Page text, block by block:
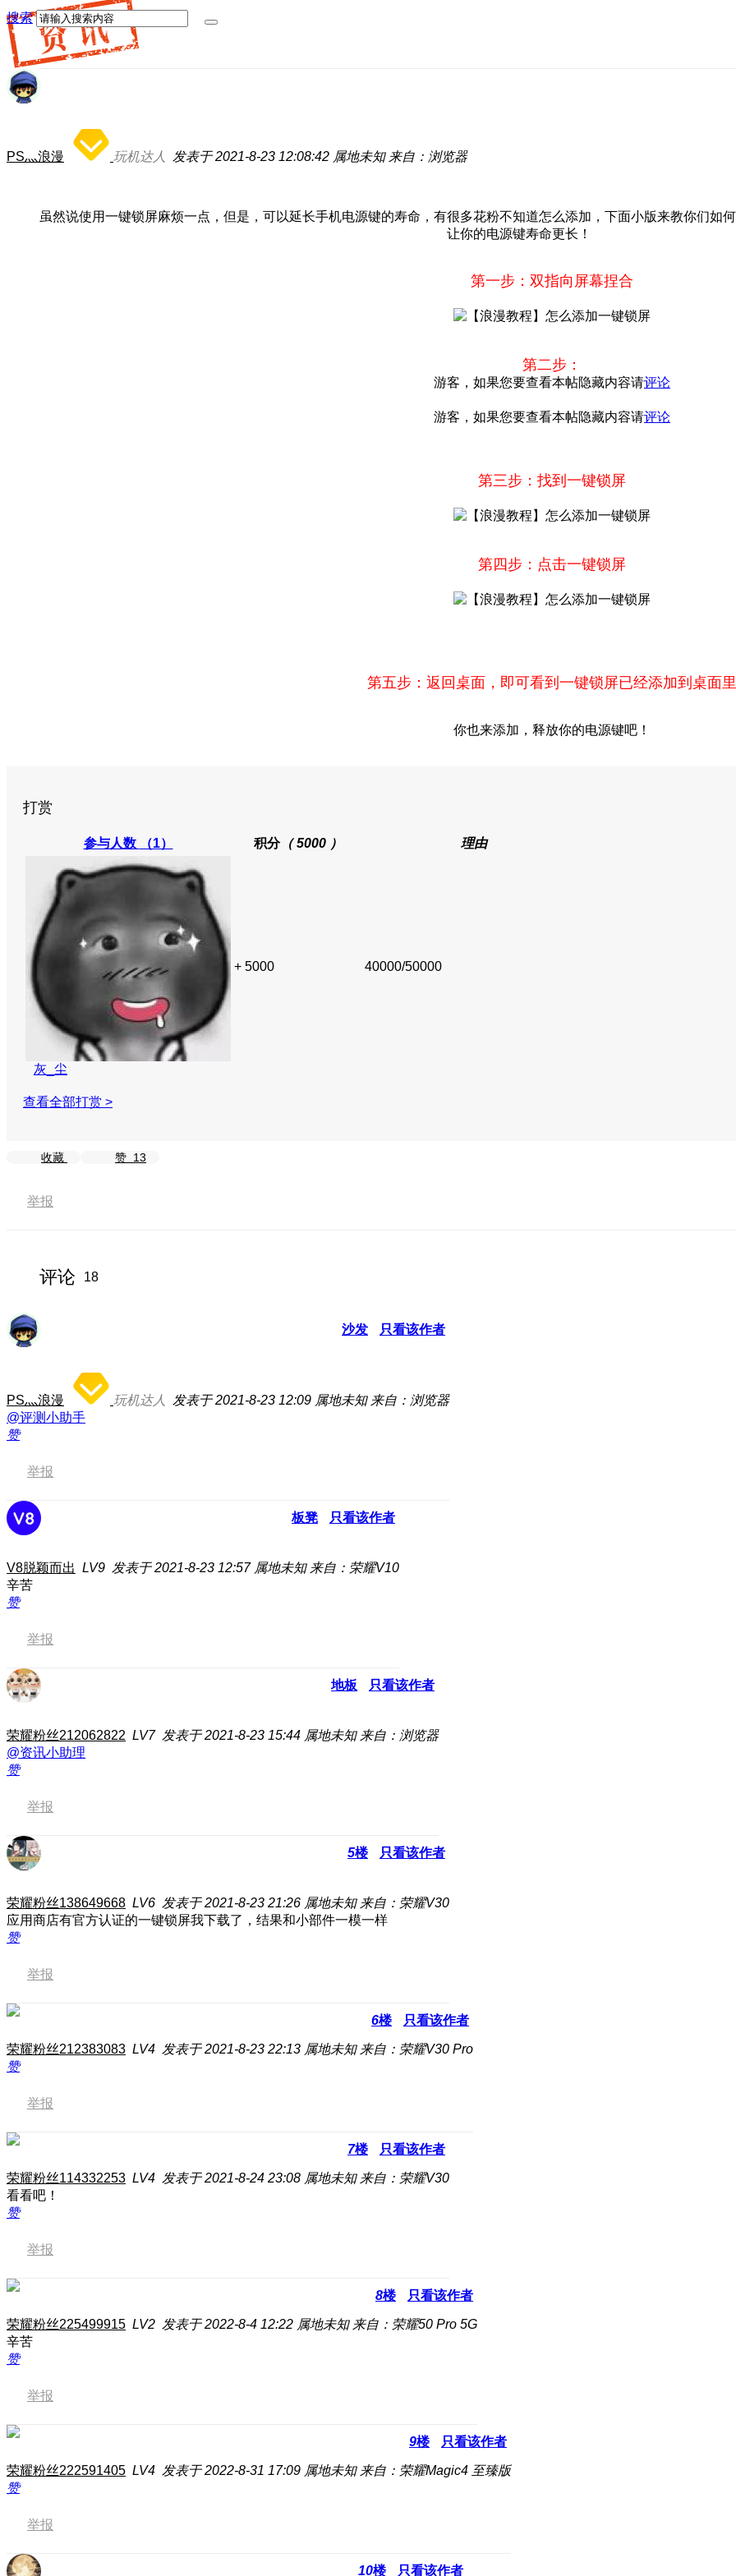
搜索
PS灬浪漫 玩机达人 发表于 2021-8-23 12:08:42 属地未知 来自：浏览器
虽然说使用一键锁屏麻烦一点，但是，可以延长手机电源键的寿命，有很多花粉不知道怎么添加，下面小版来教你们如
让你的电源键寿命更长！
第一步：双指向屏幕捏合
第二步：
游客，如果您要查看本帖隐藏内容请评论
游客，如果您要查看本帖隐藏内容请评论
第三步：找到一键锁屏
第四步：点击一键锁屏
第五步：返回桌面，即可看到一键锁屏已经添加到桌面里
你也来添加，释放你的电源键吧！
打赏
参与人数 （1） 积分（ 5000 ） 理由
灰_尘
+ 5000 40000/50000
查看全部打赏 >
收藏 赞 13
举报
评论 18
沙发 只看该作者
PS灬浪漫 玩机达人 发表于 2021-8-23 12:09 属地未知 来自：浏览器
@评测小助手
赞
举报
板凳 只看该作者
V8脱颖而出 LV9 发表于 2021-8-23 12:57 属地未知 来自：荣耀V10
辛苦
赞
举报
地板 只看该作者
荣耀粉丝212062822 LV7 发表于 2021-8-23 15:44 属地未知 来自：浏览器
@资讯小助理
赞
举报
5楼 只看该作者
荣耀粉丝138649668 LV6 发表于 2021-8-23 21:26 属地未知 来自：荣耀V30
应用商店有官方认证的一键锁屏我下载了，结果和小部件一模一样
赞
举报
6楼 只看该作者
荣耀粉丝212383083 LV4 发表于 2021-8-23 22:13 属地未知 来自：荣耀V30 Pro
赞
举报
7楼 只看该作者
荣耀粉丝114332253 LV4 发表于 2021-8-24 23:08 属地未知 来自：荣耀V30
看看吧！
赞
举报
8楼 只看该作者
荣耀粉丝225499915 LV2 发表于 2022-8-4 12:22 属地未知 来自：荣耀50 Pro 5G
辛苦
赞
举报
9楼 只看该作者
荣耀粉丝222591405 LV4 发表于 2022-8-31 17:09 属地未知 来自：荣耀Magic4 至臻版
赞
举报
10楼 只看该作者